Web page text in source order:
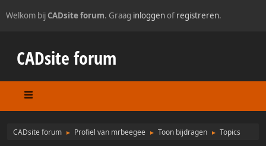
Welkom bij CADsite forum. Graag inloggenof registreren.
CADsite forum
CADsite forum ► Profiel van mrbeegee ► Toon bijdragen ► Topics